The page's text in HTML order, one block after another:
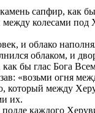
сапфир, как
колесами
и облако
облаком, и
бы глас Бога
«возьми огня
который между
их.
каждого